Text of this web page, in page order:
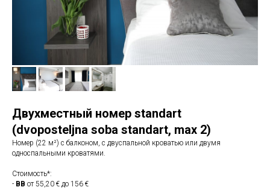
Двухместный номер standart
(dvoposteljnа sobа standart, max 2)
Номер (22 м²) с балконом, с двуспальной кроватью или двумя
односпальными кроватями.
Стоимость*:
- BB от 55,20 € до 156 €